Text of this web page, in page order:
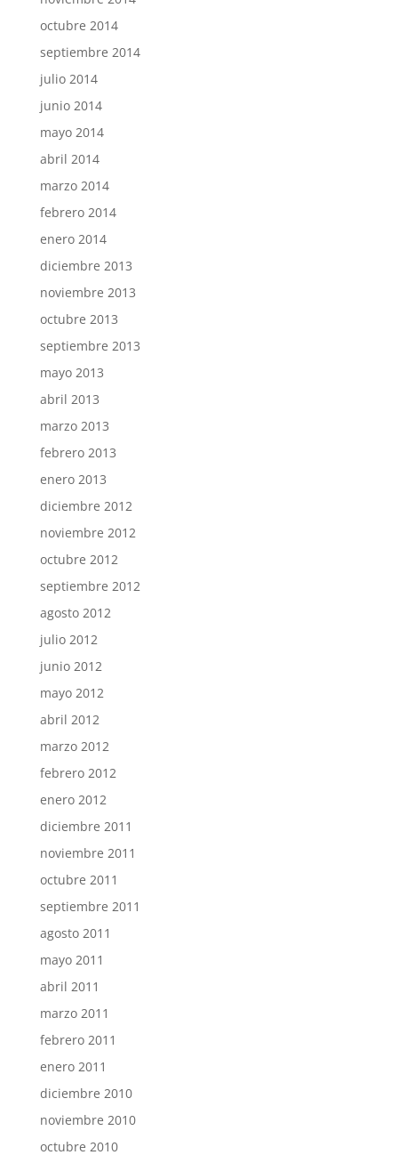
octubre 2014
septiembre 2014
julio 2014
junio 2014
mayo 2014
abril 2014
marzo 2014
febrero 2014
enero 2014
diciembre 2013
noviembre 2013
octubre 2013
septiembre 2013
mayo 2013
abril 2013
marzo 2013
febrero 2013
enero 2013
diciembre 2012
noviembre 2012
octubre 2012
septiembre 2012
agosto 2012
julio 2012
junio 2012
mayo 2012
abril 2012
marzo 2012
febrero 2012
enero 2012
diciembre 2011
noviembre 2011
octubre 2011
septiembre 2011
agosto 2011
mayo 2011
abril 2011
marzo 2011
febrero 2011
enero 2011
diciembre 2010
noviembre 2010
octubre 2010